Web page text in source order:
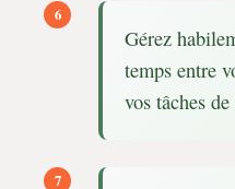
Gérez
temps entre
vos tâches